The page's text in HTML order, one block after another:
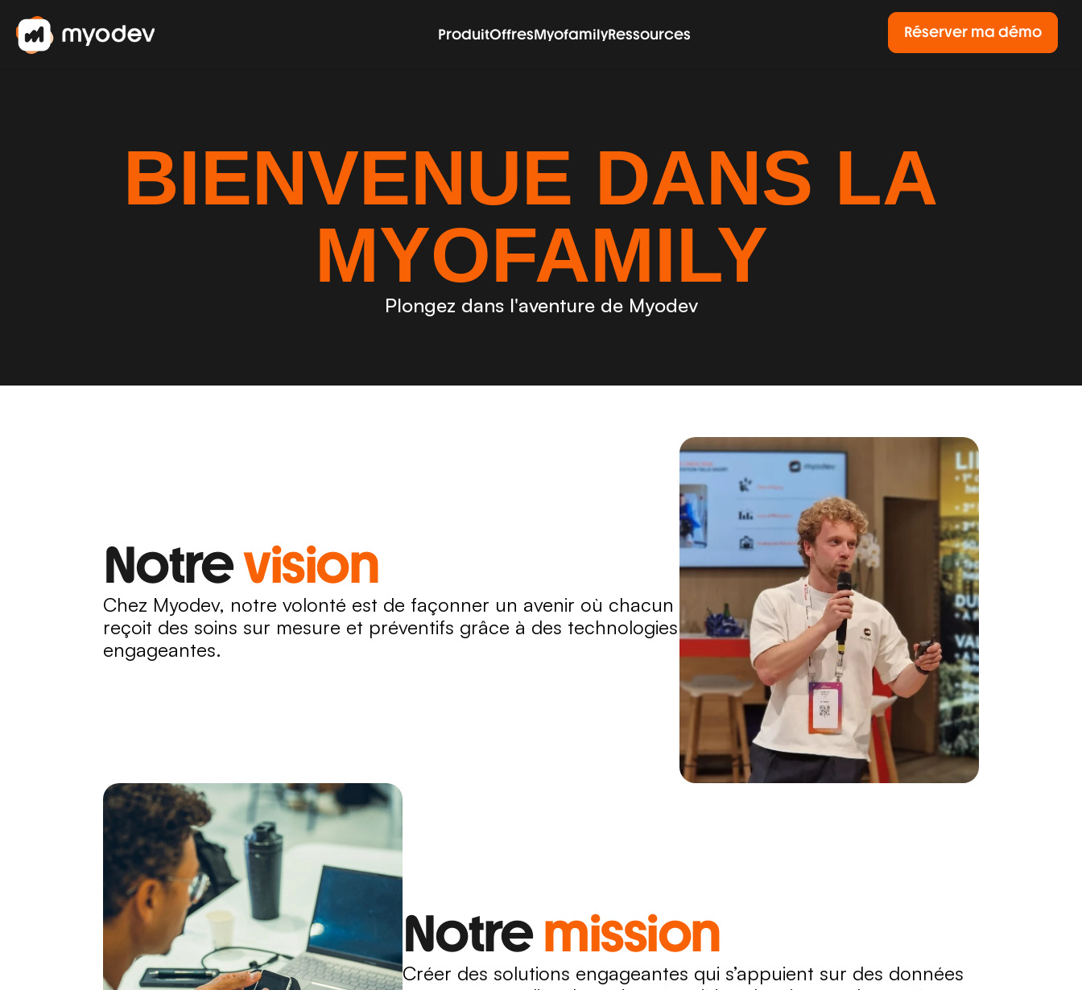
ProduitOffresMyofamilyRessources Réserver ma démo
BIENVENUE DANS LA
MYOFAMILY
Plongez dans l'aventure de Myodev
Notre vision
Chez Myodev, notre volonté est de façonner un avenir où chacun
reçoit des soins sur mesure et préventifs grâce à des technologies
engageantes.
Notre mission
Créer des solutions engageantes qui s’appuient sur des données